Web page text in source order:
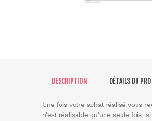
DESCRIPTION DÉTAILS DU
Une fois votre achat réalisé vous
n'est réalisable qu'une seule fois,